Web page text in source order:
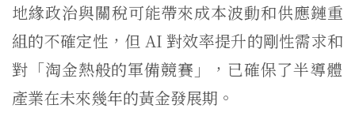
地緣政治與關稅可能帶來成本波動和供應鏈重
組的不確定性，但 AI 對效率提升的剛性需求和
對「淘金熱般的軍備競賽」， 已確保了半導體
產業在未來幾年的黃金發展期。